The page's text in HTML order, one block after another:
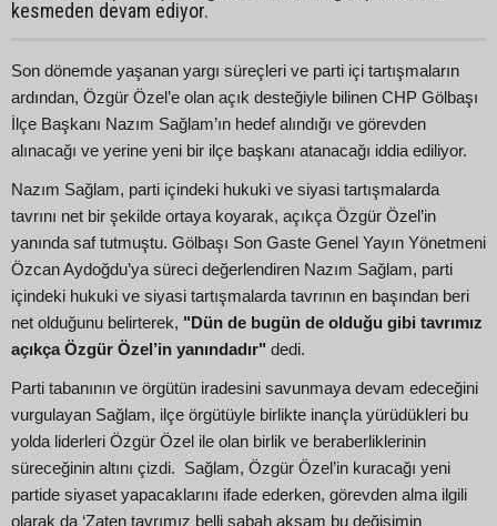
kesmeden devam ediyor.
Son dönemde yaşanan yargı süreçleri ve parti içi tartışmaların
ardından, Özgür Özel’e olan açık desteğiyle bilinen CHP Gölbaşı
İlçe Başkanı Nazım Sağlam’ın hedef alındığı ve görevden
alınacağı ve yerine yeni bir ilçe başkanı atanacağı iddia ediliyor.
Nazım Sağlam, parti içindeki hukuki ve siyasi tartışmalarda
tavrını net bir şekilde ortaya koyarak, açıkça Özgür Özel’in
yanında saf tutmuştu. Gölbaşı Son Gaste Genel Yayın Yönetmeni
Özcan Aydoğdu’ya süreci değerlendiren Nazım Sağlam, parti
içindeki hukuki ve siyasi tartışmalarda tavrının en başından beri
net olduğunu belirterek, "Dün de bugün de olduğu gibi tavrımız
açıkça Özgür Özel’in yanındadır" dedi.
Parti tabanının ve örgütün iradesini savunmaya devam edeceğini
vurgulayan Sağlam, ilçe örgütüyle birlikte inançla yürüdükleri bu
yolda liderleri Özgür Özel ile olan birlik ve beraberliklerinin
süreceğinin altını çizdi. Sağlam, Özgür Özel’in kuracağı yeni
partide siyaset yapacaklarını ifade ederken, görevden alma ilgili
olarak da ‘Zaten tavrımız belli sabah akşam bu değişimin